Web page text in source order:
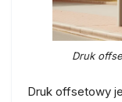
Druk
Druk offsetowy